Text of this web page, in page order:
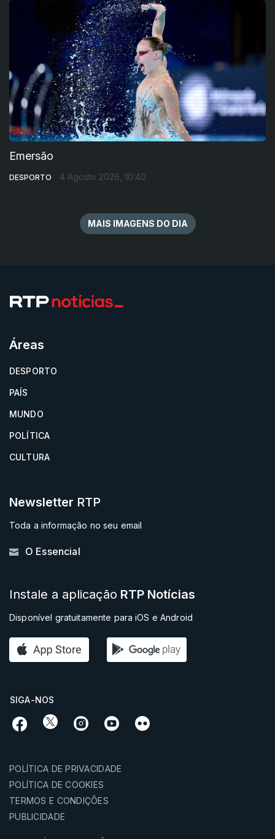
Emersão
DESPORTO 4 Agosto 2026, 10:40
MAIS IMAGENS DO DIA
Áreas
DESPORTO
PAÍS
MUNDO
POLÍTICA
CULTURA
Newsletter RTP
Toda a informação no seu email
O Essencial
Instale a aplicação RTP Notícias
Disponível gratuitamente para iOS e Android
SIGA-NOS
POLÍTICA DE PRIVACIDADE
POLÍTICA DE COOKIES
TERMOS E CONDIÇÕES
PUBLICIDADE